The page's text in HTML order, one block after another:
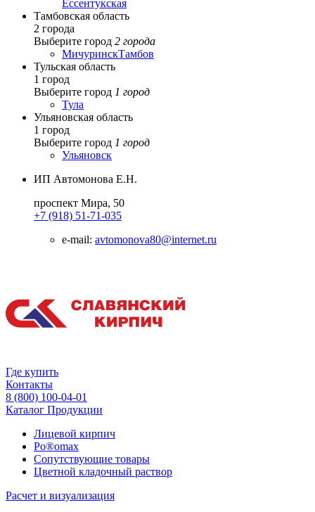
Ессентукская
Тамбовская область
2 города
Выберите город 2 города
МичуринскТамбов
Тульская область
1 город
Выберите город 1 город
Тула
Ульяновская область
1 город
Выберите город 1 город
Ульяновск
ИП Автомонова Е.Н.
проспект Мира, 50
+7 (918) 51-71-035
e-mail: avtomonova80@internet.ru
Где купить
Контакты
8 (800) 100-04-01
Каталог Продукции
Лицевой кирпич
Po®omax
Сопутствующие товары
Цветной кладочный раствор
Расчет и визуализация